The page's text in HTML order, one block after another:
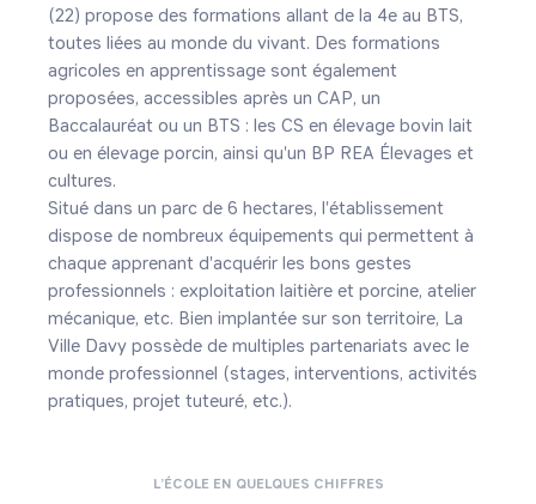
(22) propose des formations allant de la 4e au BTS,
toutes liées au monde du vivant. Des formations
agricoles en apprentissage sont également
proposées, accessibles après un CAP, un
Baccalauréat ou un BTS : les CS en élevage bovin lait
ou en élevage porcin, ainsi qu'un BP REA Élevages et
cultures.
Situé dans un parc de 6 hectares, l'établissement
dispose de nombreux équipements qui permettent à
chaque apprenant d'acquérir les bons gestes
professionnels : exploitation laitière et porcine, atelier
mécanique, etc. Bien implantée sur son territoire, La
Ville Davy possède de multiples partenariats avec le
monde professionnel (stages, interventions, activités
pratiques, projet tuteuré, etc.).
L’ÉCOLE EN QUELQUES CHIFFRES